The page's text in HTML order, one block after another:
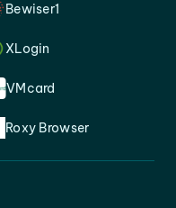
Bewiser1
XLogin
VMcard
Roxy Browser